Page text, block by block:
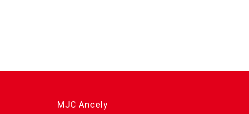
MJC Ancely